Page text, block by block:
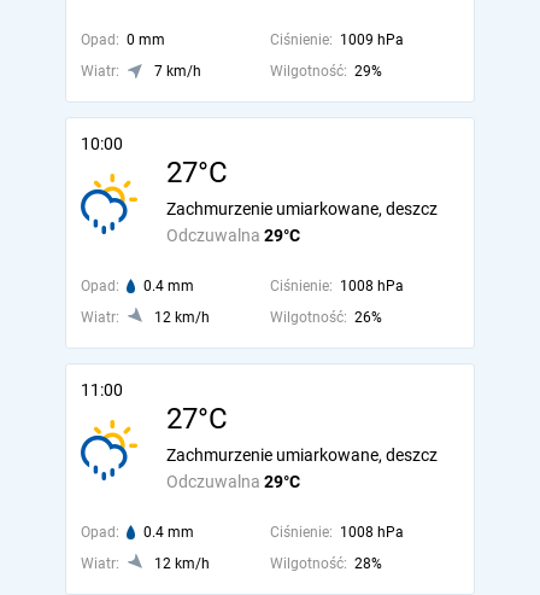
Opad: 0 mm Ciśnienie: 1009 hPa
Wiatr:
7 km/h Wilgotność: 29%
10:00
27°C
Odczuwalna 29°C
Zachmurzenie umiarkowane, deszcz
Opad: 0.4 mm Ciśnienie: 1008 hPa
Wiatr:
12 km/h Wilgotność: 26%
11:00
27°C
Odczuwalna 29°C
Zachmurzenie umiarkowane, deszcz
Opad: 0.4 mm Ciśnienie: 1008 hPa
Wiatr:
12 km/h Wilgotność: 28%